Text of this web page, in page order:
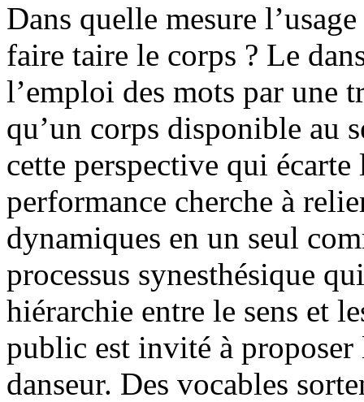
Dans quelle mesure
faire taire le corps ? Le
l’emploi des mots par
qu’un corps disponible au
cette perspective qui
performance cherche à
dynamiques en un seul
processus synesthésique
hiérarchie entre le sens et
public est invité à proposer
danseur. Des vocables